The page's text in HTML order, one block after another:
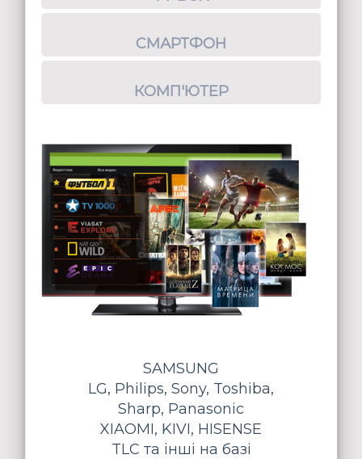
СМАРТФОН
КОМП'ЮТЕР
SAMSUNG
LG, Philips, Sony, Toshiba,
Sharp, Panasonic
XIAOMI, KIVI, HISENSE
TLC та інші на базі